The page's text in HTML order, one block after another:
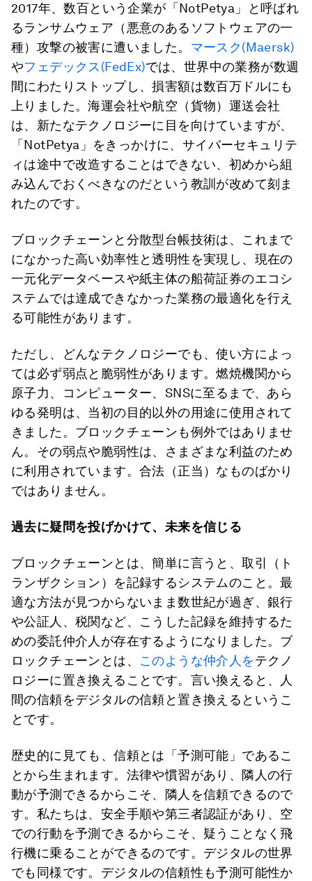
2017年、数百という企業が「NotPetya」と呼ばれ
るランサムウェア（悪意のあるソフトウェアの一
種）攻撃の被害に遭いました。 マースク(Maersk)
やフェデックス(FedEx)では、世界中の業務が数週
間にわたりストップし、損害額は数百万ドルにも
上りました。海運会社や航空（貨物）運送会社
は、新たなテクノロジーに目を向けていますが、
「NotPetya」をきっかけに、サイバーセキュリテ
ィは途中で改造することはできない、初めから組
み込んでおくべきなのだという教訓が改めて刻ま
れたのです。
ブロックチェーンと分散型台帳技術は、これまで
になかった高い効率性と透明性を実現し、現在の
一元化データベースや紙主体の船荷証券のエコシ
ステムでは達成できなかった業務の最適化を行え
る可能性があります。
ただし、どんなテクノロジーでも、使い方によっ
ては必ず弱点と脆弱性があります。燃焼機関から
原子力、コンピューター、SNSに至るまで、あら
ゆる発明は、当初の目的以外の用途に使用されて
きました。ブロックチェーンも例外ではありませ
ん。その弱点や脆弱性は、さまざまな利益のため
に利用されています。合法（正当）なものばかり
ではありません。
過去に疑問を投げかけて、未来を信じる
ブロックチェーンとは、簡単に言うと、取引（ト
ランザクション）を記録するシステムのこと。最
適な方法が見つからないまま数世紀が過ぎ、銀行
や公証人、税関など、こうした記録を維持するた
めの委託仲介人が存在するようになりました。ブ
ロックチェーンとは、 このような仲介人をテクノ
ロジーに置き換えることです。言い換えると、人
間の信頼をデジタルの信頼と置き換えるというこ
とです。
歴史的に見ても、信頼とは「予測可能」であるこ
とから生まれます。法律や慣習があり、隣人の行
動が予測できるからこそ、隣人を信頼できるので
す。私たちは、安全手順や第三者認証があり、空
での行動を予測できるからこそ、疑うことなく飛
行機に乗ることができるのです。デジタルの世界
でも同様です。デジタルの信頼性も予測可能性か